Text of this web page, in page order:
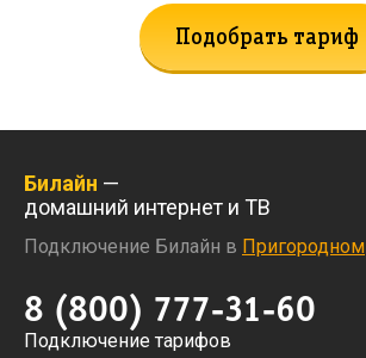
Подобрать тариф
Билайн —
домашний интернет и ТВ
Подключение Билайн в Пригородном
8 (800) 777-31-60
Подключение тарифов